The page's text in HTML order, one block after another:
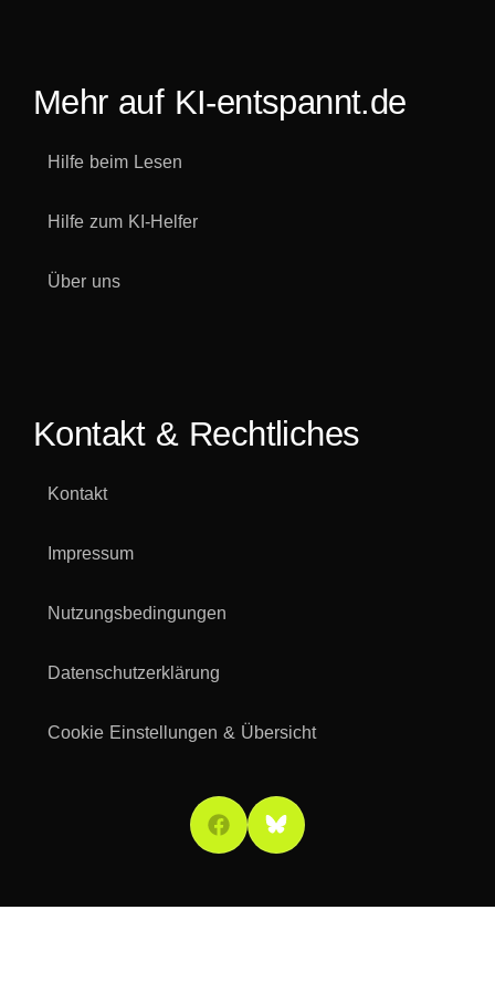
Mehr auf KI-entspannt.de
Hilfe beim Lesen
Hilfe zum KI-Helfer
Über uns
Kontakt & Rechtliches
Kontakt
Impressum
Nutzungsbedingungen
Datenschutzerklärung
Cookie Einstellungen & Übersicht